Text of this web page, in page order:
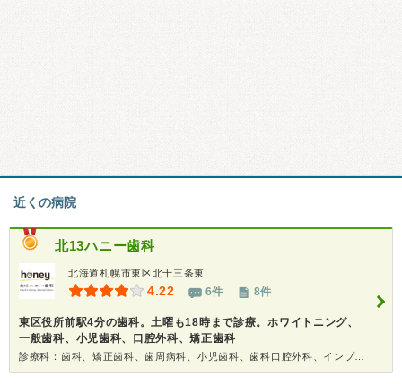
近くの病院
北13ハニー歯科
北海道札幌市東区北十三条東
4.22 6件 8件
東区役所前駅4分の歯科。土曜も18時まで診療。ホワイトニング、
一般歯科、小児歯科、口腔外科、矯正歯科
診療科：歯科、矯正歯科、歯周病科、小児歯科、歯科口腔外科、インプラント、ホワイトニング